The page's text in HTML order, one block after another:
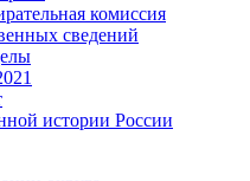
комиссия
сведений
истории России